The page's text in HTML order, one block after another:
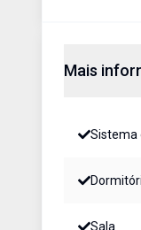
Mais
Sistema
Sala